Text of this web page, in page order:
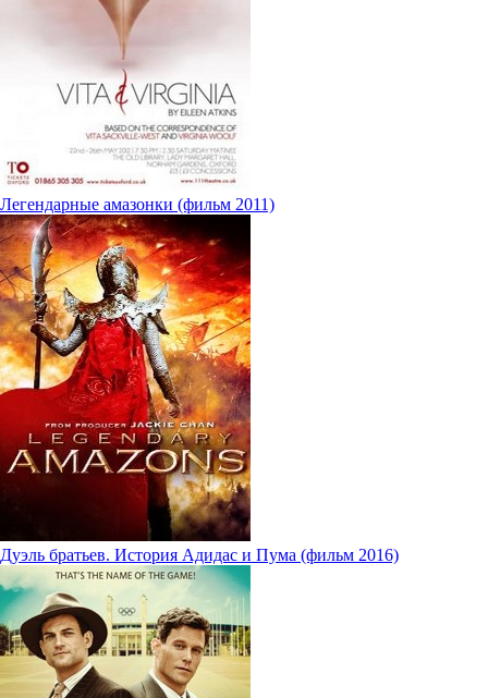
Легендарные амазонки (фильм 2011)
Дуэль братьев. История Адидас и Пума (фильм 2016)